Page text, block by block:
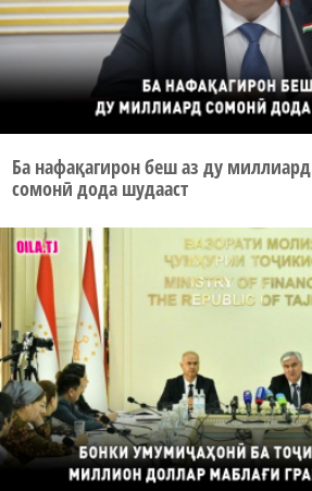
Ба нафақагирон беш аз ду миллиард
сомонӣ дода шудааст